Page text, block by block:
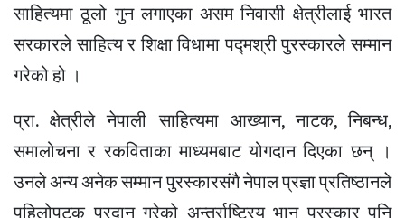
साहित्यमा ठूलो गुन लगाएका असम निवासी क्षेत्रीलाई भारत
सरकारले साहित्य र शिक्षा विधामा पद्मश्री पुरस्कारले सम्मान
गरेको हो ।
प्रा. क्षेत्रीले नेपाली साहित्यमा आख्यान, नाटक, निबन्ध,
समालोचना र रकविताका माध्यमबाट योगदान दिएका छन् ।
उनले अन्य अनेक सम्मान पुरस्कारसंगै नेपाल प्रज्ञा प्रतिष्ठानले